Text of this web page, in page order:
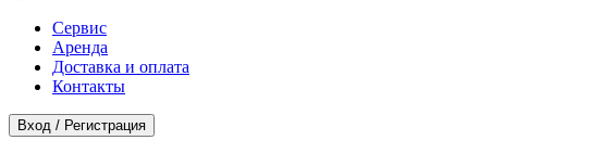
Сервис
Аренда
Доставка и оплата
Контакты
Вход / Регистрация